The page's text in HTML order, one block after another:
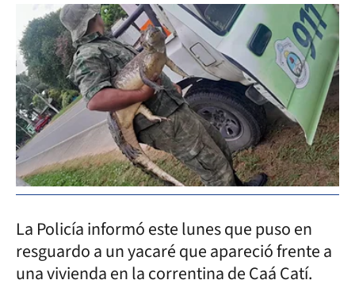
La Policía informó este lunes que puso en
resguardo a un yacaré que apareció frente a
una vivienda en la correntina de Caá Catí.